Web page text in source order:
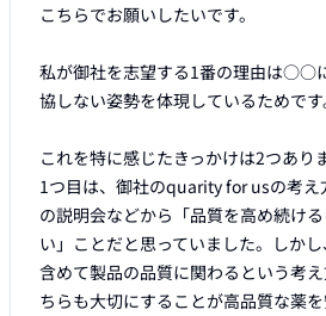
こちらでお願いしたいです。
私が御社を志望する1番の理由は○○
協しない姿勢を体現しているためです
これを特に感じたきっかけは2つありま
1つ目は、御社のquarity for usの考え
の説明会などから「品質を高め続け
い」ことだと思っていました。しか
含めて製品の品質に関わるという考
ちらも大切にすることが高品質な薬